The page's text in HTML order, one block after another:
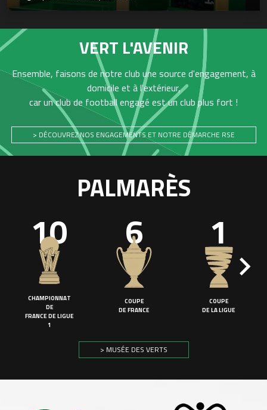
VERT L'AVENIR
Ensemble, faisons de notre club une source d'engagement, à
domicile et à l'extérieur,
car un club de football engagé est un club plus fort !
> DÉCOUVREZ NOS ENGAGEMENTS ET NOTRE DÉMARCHE RSE
PALMARÈS
10
CHAMPIONNAT
DE
FRANCE DE LIGUE
1
6
COUPE
DE FRANCE
1
COUPE
DE LA LIGUE
> MUSÉE DES VERTS